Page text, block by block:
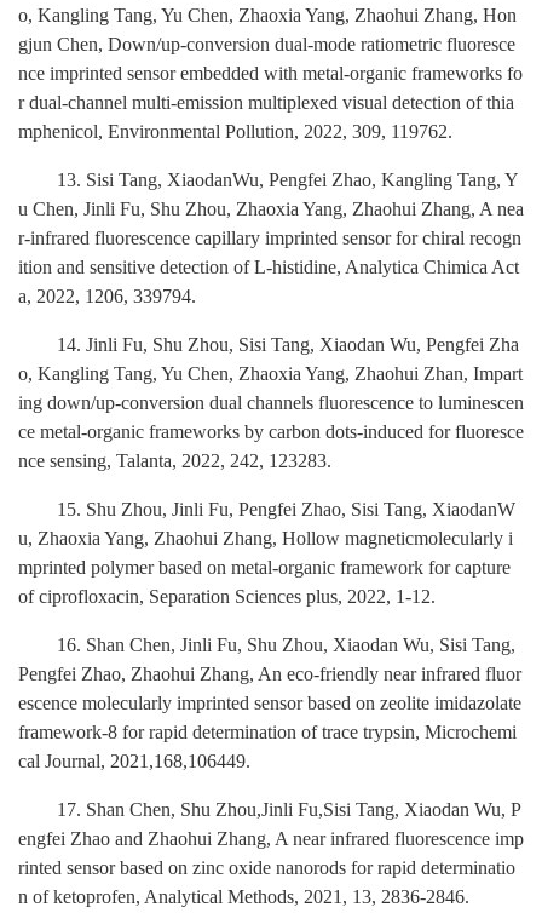
o, Kangling Tang, Yu Chen, Zhaoxia Yang, Zhaohui Zhang, Hon
gjun Chen, Down/up-conversion dual-mode ratiometric fluoresce
nce imprinted sensor embedded with metal-organic frameworks fo
r dual-channel multi-emission multiplexed visual detection of thia
mphenicol, Environmental Pollution, 2022, 309, 119762.
13. Sisi Tang, XiaodanWu, Pengfei Zhao, Kangling Tang, Y
u Chen, Jinli Fu, Shu Zhou, Zhaoxia Yang, Zhaohui Zhang, A nea
r-infrared fluorescence capillary imprinted sensor for chiral recogn
ition and sensitive detection of L-histidine, Analytica Chimica Act
a, 2022, 1206, 339794.
14. Jinli Fu, Shu Zhou, Sisi Tang, Xiaodan Wu, Pengfei Zha
o, Kangling Tang, Yu Chen, Zhaoxia Yang, Zhaohui Zhan, Impart
ing down/up-conversion dual channels fluorescence to luminescen
ce metal-organic frameworks by carbon dots-induced for fluoresce
nce sensing, Talanta, 2022, 242, 123283.
15. Shu Zhou, Jinli Fu, Pengfei Zhao, Sisi Tang, XiaodanW
u, Zhaoxia Yang, Zhaohui Zhang, Hollow magneticmolecularly i
mprinted polymer based on metal-organic framework for capture
of ciprofloxacin, Separation Sciences plus, 2022, 1-12.
16. Shan Chen, Jinli Fu, Shu Zhou, Xiaodan Wu, Sisi Tang,
Pengfei Zhao, Zhaohui Zhang, An eco-friendly near infrared fluor
escence molecularly imprinted sensor based on zeolite imidazolate
framework-8 for rapid determination of trace trypsin, Microchemi
cal Journal, 2021,168,106449.
17. Shan Chen, Shu Zhou,Jinli Fu,Sisi Tang, Xiaodan Wu, P
engfei Zhao and Zhaohui Zhang, A near infrared fluorescence imp
rinted sensor based on zinc oxide nanorods for rapid determinatio
n of ketoprofen, Analytical Methods, 2021, 13, 2836-2846.